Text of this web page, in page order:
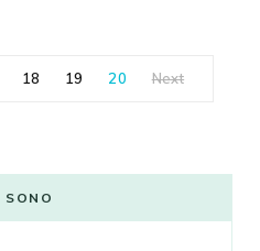
18 19 20 Next
SONO